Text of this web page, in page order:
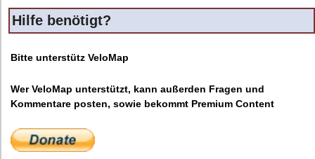
Hilfe benötigt?
Bitte unterstütz VeloMap
Wer VeloMap unterstützt, kann außerden Fragen und
Kommentare posten, sowie bekommt Premium Content